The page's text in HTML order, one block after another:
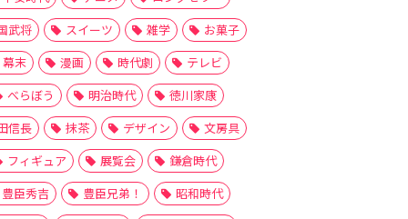
武将
スイーツ 雑学
お菓子
幕末
漫画 時代劇
テレビ
べらぼう
明治時代
徳川家康
信長
抹茶 デザイン
文房具
フィギュア
展覧会
鎌倉時代
豊臣秀吉
豊臣兄弟！
昭和時代